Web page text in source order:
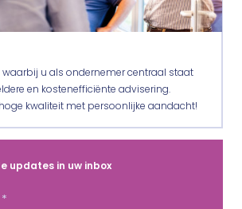
waarbij u als ondernemer centraal staat
en kostenefficiënte advisering.
kwaliteit met persoonlijke aandacht!
updates in uw inbox